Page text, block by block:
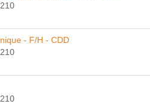
- F/H - CDD